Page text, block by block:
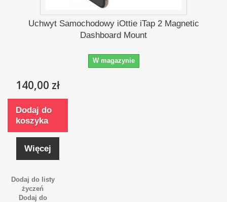
Uchwyt Samochodowy iOttie iTap 2 Magnetic
Dashboard Mount
W magazynie
140,00 zł
Dodaj do
koszyka
Więcej
Dodaj do listy
życzeń
Dodaj do